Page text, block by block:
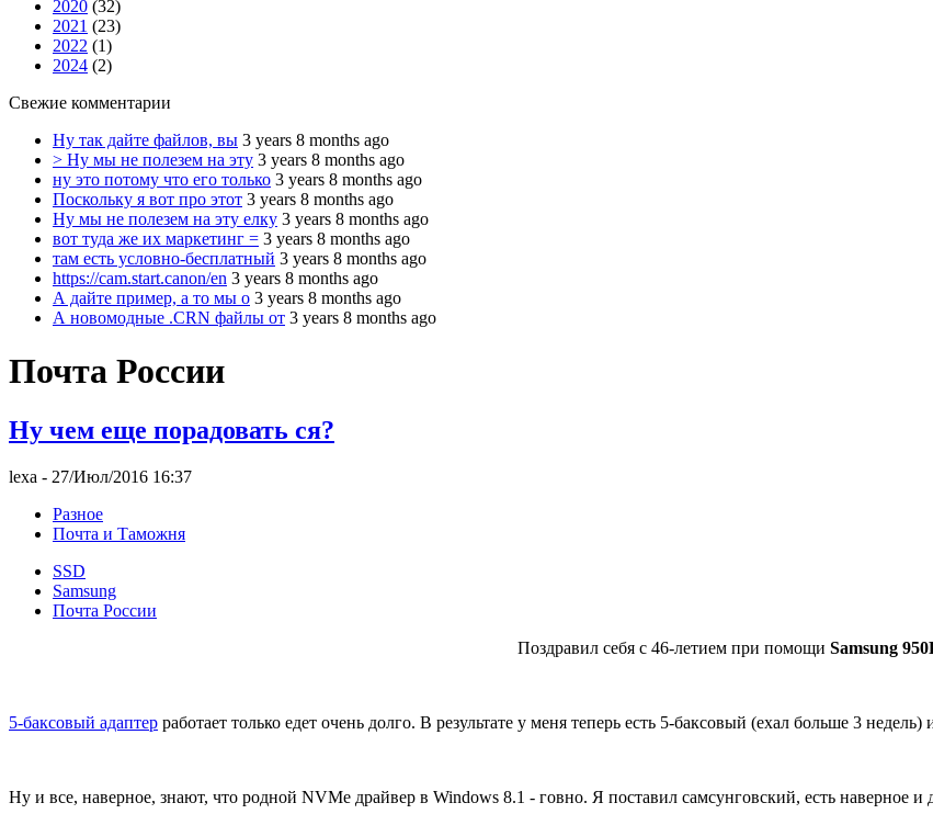
2020 (32)
2021 (23)
2022 (1)
2024 (2)
Свежие комментарии
Ну так дайте файлов, вы 3 years 8 months ago
> Ну мы не полезем на эту 3 years 8 months ago
ну это потому что его только 3 years 8 months ago
Поскольку я вот про этот 3 years 8 months ago
Ну мы не полезем на эту елку 3 years 8 months ago
вот туда же их маркетинг = 3 years 8 months ago
там есть условно-бесплатный 3 years 8 months ago
https://cam.start.canon/en 3 years 8 months ago
А дайте пример, а то мы о 3 years 8 months ago
А новомодные .CRN файлы от 3 years 8 months ago
Почта России
Ну чем еще порадовать ся?
lexa - 27/Июл/2016 16:37
Разное
Почта и Таможня
SSD
Samsung
Почта России
Поздравил себя с 46-летием при помощи Samsung
5-баксовый адаптер работает только едет очень долго. В результате у меня теперь есть 5-баксовый (ехал больше 3
Ну и все, наверное, знают, что родной NVMe драйвер в Windows 8.1 - говно. Я поставил самсунговский, есть наверное и